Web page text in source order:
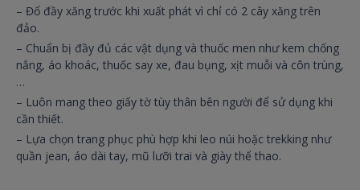
– Đổ đầy xăng trước khi xuất phát vì chỉ có 2 cây xăng trên
đảo.
– Chuẩn bị đầy đủ các vật dụng và thuốc men như kem chống
nắng, áo khoác, thuốc say xe, đau bụng, xịt muỗi và côn trùng,
…
– Luôn mang theo giấy tờ tùy thân bên người để sử dụng khi
cần thiết.
– Lựa chọn trang phục phù hợp khi leo núi hoặc trekking như
quần jean, áo dài tay, mũ lưỡi trai và giày thể thao.